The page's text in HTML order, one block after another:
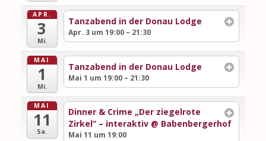
APR.
3
Mi.
Tanzabend in der Donau Lodge
Apr. 3 um 19:00 – 21:30
MAI
1
Mi.
Tanzabend in der Donau Lodge
Mai 1 um 19:00 – 21:30
MAI
11
Sa.
Dinner & Crime „Der ziegelrote
Zirkel“ – interaktiv @ Babenbergerhof
Mai 11 um 19:00